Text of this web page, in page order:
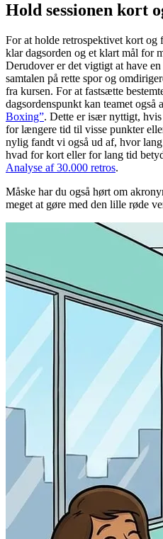
Hold sessionen kort
For at holde retrospektivet kort og
klar dagsorden og et klart mål for
Derudover er det vigtigt at have
samtalen på rette spor og
fra kursen. For at fastsætte
dagsordenspunkt kan teamet også
Boxing”. Dette er især nyttigt,
for længere tid til visse punkter
nylig fandt vi også ud af, hvor
hvad for kort eller for lang tid
Analyse af 30.000 retros.
Måske har du også hørt om
meget at gøre med den lille røde